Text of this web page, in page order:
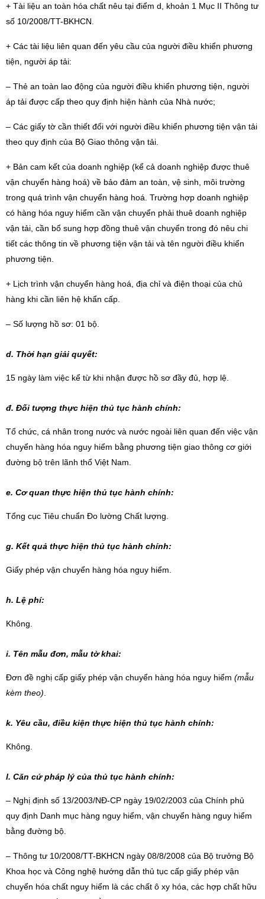
+ Tài liệu an toàn hóa chất nêu tại điểm d, khoản 1 Mục II Thông tư
số 10/2008/TT-BKHCN.
+ Các tài liệu liên quan đến yêu cầu của người điều khiển phương
tiện, người áp tải:
– Thẻ an toàn lao động của người điều khiển phương tiện, người
áp tải được cấp theo quy định hiện hành của Nhà nước;
– Các giấy tờ cần thiết đối với người điều khiển phương tiện vận tải
theo quy định của Bộ Giao thông vận tải.
+ Bản cam kết của doanh nghiệp (kể cả doanh nghiệp được thuê
vận chuyển hàng hoá) về bảo đảm an toàn, vệ sinh, môi trường
trong quá trình vận chuyển hàng hoá. Trường hợp doanh nghiệp
có hàng hóa nguy hiểm cần vận chuyển phải thuê doanh nghiệp
vận tải, cần bổ sung hợp đồng thuê vận chuyển trong đó nêu chi
tiết các thông tin về phương tiện vận tải và tên người điều khiển
phương tiện.
+ Lịch trình vận chuyển hàng hoá, địa chỉ và điện thoại của chủ
hàng khi cần liên hệ khẩn cấp.
– Số lượng hồ sơ: 01 bộ.
d. Thời hạn giải quyết:
15 ngày làm việc kể từ khi nhận được hồ sơ đầy đủ, hợp lệ.
đ. Đối tượng thực hiện thủ tục hành chính:
Tổ chức, cá nhân trong nước và nước ngoài liên quan đến việc vận
chuyển hàng hóa nguy hiểm bằng phương tiện giao thông cơ giới
đường bộ trên lãnh thổ Việt Nam.
e. Cơ quan thực hiện thủ tục hành chính:
Tổng cục Tiêu chuẩn Đo lường Chất lượng.
g. Kết quả thực hiện thủ tục hành chính:
Giấy phép vận chuyển hàng hóa nguy hiểm.
h. Lệ phí:
Không.
i. Tên mẫu đơn, mẫu tờ khai:
Đơn đề nghị cấp giấy phép vận chuyển hàng hóa nguy hiểm (mẫu
kèm theo)
k. Yêu cầu, điều kiện thực hiện thủ tục hành chính:
Không.
l. Căn cứ pháp lý của thủ tục hành chính:
– Nghị định số 13/2003/NĐ-CP ngày 19/02/2003 của Chính phủ
quy định Danh mục hàng nguy hiểm, vận chuyển hàng nguy hiểm
bằng đường bộ.
– Thông tư 10/2008/TT-BKHCN ngày 08/8/2008 của Bộ trưởng Bộ
Khoa học và Công nghệ hướng dẫn thủ tục cấp giấy phép vận
chuyển hóa chất nguy hiểm là các chất ô xy hóa, các hợp chất hữu